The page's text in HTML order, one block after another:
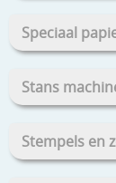
Speciaal
Stans
Stempels en